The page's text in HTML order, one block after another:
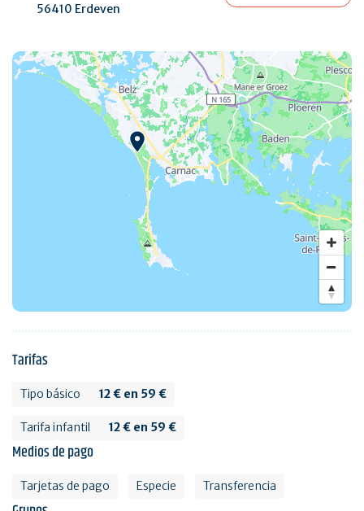
56410 Erdeven
Tarifas
Tipo básico 12 € en 59 €
Tarifa infantil 12 € en 59 €
Medios de pago
Tarjetas de pago Especie Transferencia